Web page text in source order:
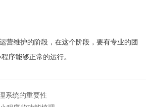
营维护的阶段，在这个阶段，要有专业的团
序能够正常的运行。
系统的重要性